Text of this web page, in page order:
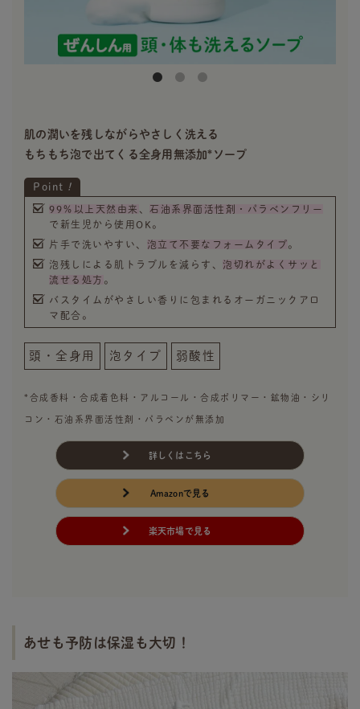
肌の潤いを残しながらやさしく洗える
もちもち泡で出てくる全身用無添加*ソープ
Point !
99％以上天然由来
石油系界面活性剤・パラベンフリー
で新生児から使用OK。
片手で洗いやすい、 泡立て不要なフォームタイプ 。
泡残しによる肌トラブルを減らす、 泡切れがよくサッと
流せる処方 。
バスタイムがやさしい香りに包まれるオーガニックアロ
マ配合。
頭・全身用 泡タイプ 弱酸性
*合成香料・合成着色料・アルコール・合成ポリマー・鉱物油・シリ
コン・石油系界面活性剤・パラペンが無添加
詳しくはこちら
Amazonで見る
楽天市場で見る
あせも予防は保湿も大切！